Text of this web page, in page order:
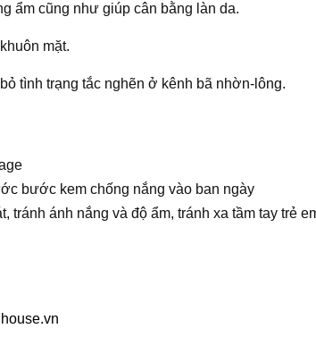
ẩm cũng như giúp cân bằng làn da.
mặt.
tình trạng tắc nghẽn ở kênh bã nhờn-lông.
bước kem chống nắng vào ban ngày
tránh ánh nắng và độ ẩm, tránh xa tầm tay trẻ